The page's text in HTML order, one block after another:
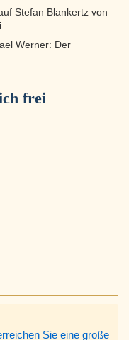
Stefan Blankertz von
Werner: Der
frei
Sie eine große